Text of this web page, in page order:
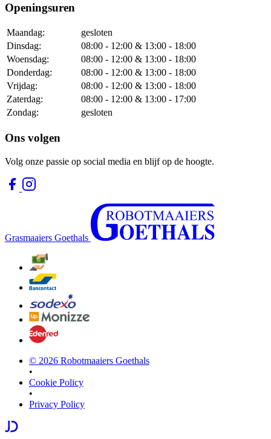
Openingsuren
Maandag:
gesloten
Dinsdag:
08:00 - 12:00 & 13:00 - 18:00
Woensdag:
08:00 - 12:00 & 13:00 - 18:00
Donderdag:
08:00 - 12:00 & 13:00 - 18:00
Vrijdag:
08:00 - 12:00 & 13:00 - 18:00
Zaterdag:
08:00 - 12:00 & 13:00 - 17:00
Zondag:
gesloten
Ons volgen
Volg onze passie op social media en blijf op de hoogte.
Grasmaaiers Goethals
© 2026 Robotmaaiers Goethals
•
Cookie Policy
•
Privacy Policy